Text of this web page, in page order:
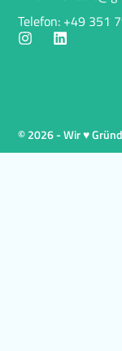
Telefon: +49 351
© 2026 - Wir ♥